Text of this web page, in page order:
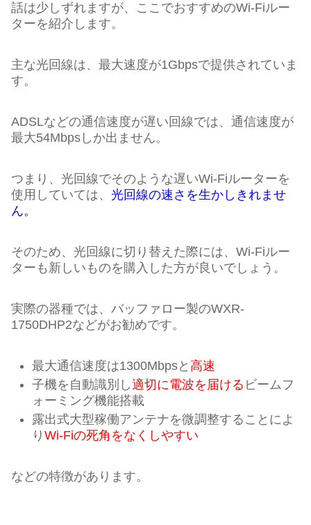
話は少しずれますが、ここでおすすめのWi-Fiルー
ターを紹介します。
主な光回線は、最大速度が1Gbpsで提供されていま
す。
ADSLなどの通信速度が遅い回線では、通信速度が
最大54Mbpsしか出ません。
つまり、光回線でそのような遅いWi-Fiルーターを
使用していては、 光回線の速さを生かしきれませ
ん。
そのため、光回線に切り替えた際には、Wi-Fiルー
ターも新しいものを購入した方が良いでしょう。
実際の器種では、バッファロー製のWXR-
1750DHP2などがお勧めです。
最大通信速度は1300Mbpsと 高速
子機を自動識別し適切に電波を届ける ビームフ
ォーミング機能搭載
露出式大型稼働アンテナを微調整することによ
り Wi-Fiの死角をなくしやすい
などの特徴があります。